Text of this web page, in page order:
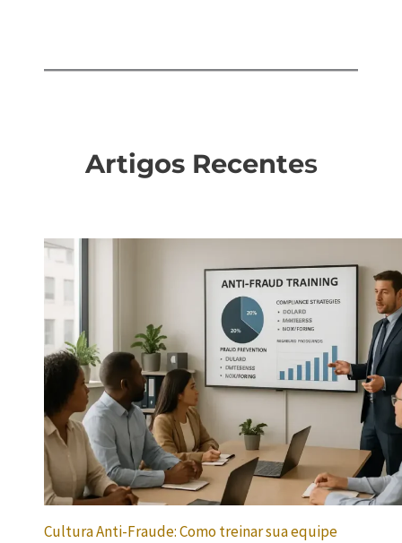
Artigos Recentes
Cultura Anti-Fraude: Como treinar sua equipe